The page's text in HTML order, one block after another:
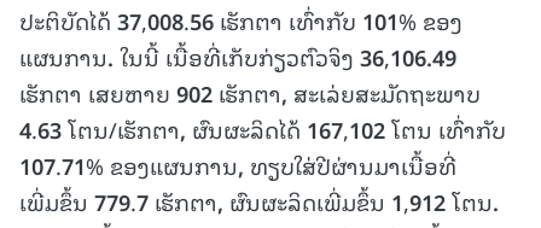
ປະຕິບັດໄດ້ 37,008.56 ເຮັກຕາ ເທົ່າກັບ 101% ຂອງ
ແຜນການ. ໃນນີ້ ເນື້ອທີ່ເກັບກ່ຽວຕົວຈິງ 36,106.49
ເຮັກຕາ ເສຍຫາຍ 902 ເຮັກຕາ, ສະເລ່ຍສະມັດຖະພາບ
4.63ໂຕນ/ເຮັກຕາ, ຜົນຜະລິດໄດ້ 167,102ໂຕນ ເທົ່າກັບ
107.71% ຂອງແຜນການ, ທຽບໃສ່ປີຜ່ານມາເນື້ອທີ່
ເພີ່ມຂຶ້ນ 779.7 ເຮັກຕາ, ຜົນຜະລິດເພີ່ມຂຶ້ນ 1,912ໂຕນ.